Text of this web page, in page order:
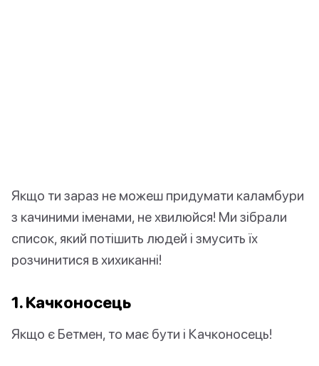
Якщо ти зараз не можеш придумати каламбури
з качиними іменами, не хвилюйся! Ми зібрали
список, який потішить людей і змусить їх
розчинитися в хихиканні!
1. Качконосець
Якщо є Бетмен, то має бути і Качконосець!